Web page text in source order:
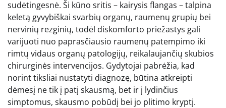
sudėtingesnė. Ši kūno sritis – kairysis flangas – talpina
keletą gyvybiškai svarbių organų, raumenų grupių bei
nervinių rezginių, todėl diskomforto priežastys gali
varijuoti nuo paprasčiausio raumenų patempimo iki
rimtų vidaus organų patologijų, reikalaujančių skubios
chirurginės intervencijos. Gydytojai pabrėžia, kad
norint tiksliai nustatyti diagnozę, būtina atkreipti
dėmesį ne tik į patį skausmą, bet ir į lydinčius
simptomus, skausmo pobūdį bei jo plitimo kryptį.